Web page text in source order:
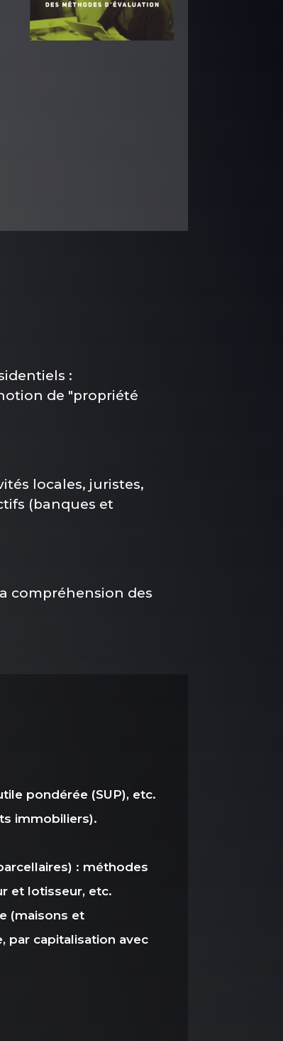
:
de "propriété
locales, juristes,
(banques et
compréhension des
pondérée (SUP), etc.
immobiliers).
: méthodes
et lotisseur, etc.
(maisons et
par capitalisation avec